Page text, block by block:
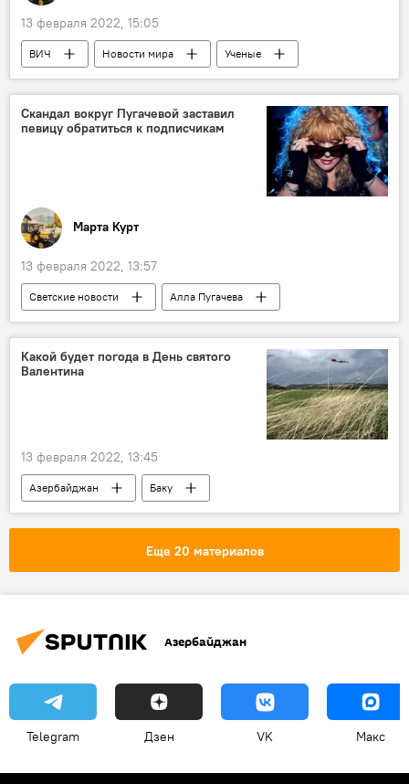
13 февраля 2022, 15:05
ВИЧ Новости мира Ученые
Скандал вокруг Пугачевой заставил
певицу обратиться к подписчикам
Марта Курт
13 февраля 2022, 13:57
Светские новости
Алла Пугачева
певица
Певица Подписчики
Какой будет погода в День святого
Валентина
13 февраля 2022, 13:45
Азербайджан
Баку
Прогноз погоды
ЖИЗНЬ
осадки
Еще 20 материалов
Азербайджан
Telegram Дзен VK Макс